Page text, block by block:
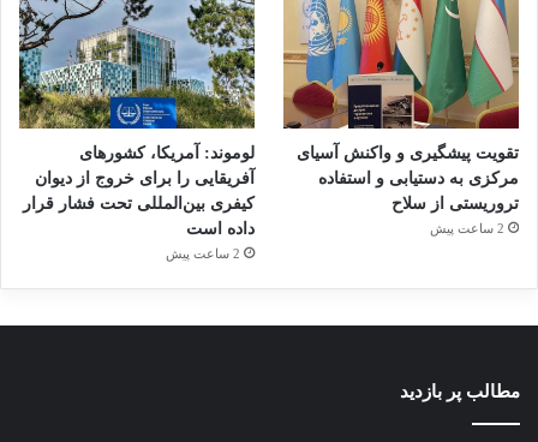
تقویت پیشگیری و واکنش آسیای
مرکزی به دستیابی و استفاده
تروریستی از سلاح
2 ساعت پیش
لوموند: آمریکا، کشورهای
آفریقایی را برای خروج از دیوان
کیفری بین‌المللی تحت فشار قرار
داده است
2 ساعت پیش
مطالب پر بازدید